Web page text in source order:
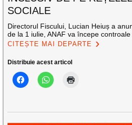
SOCIALE
Directorul Fiscului, Lucian Heiuș a
de la 1 iulie, ANAF va începe controale
CITEȘTE MAI DEPARTE
Distribuie acest articol